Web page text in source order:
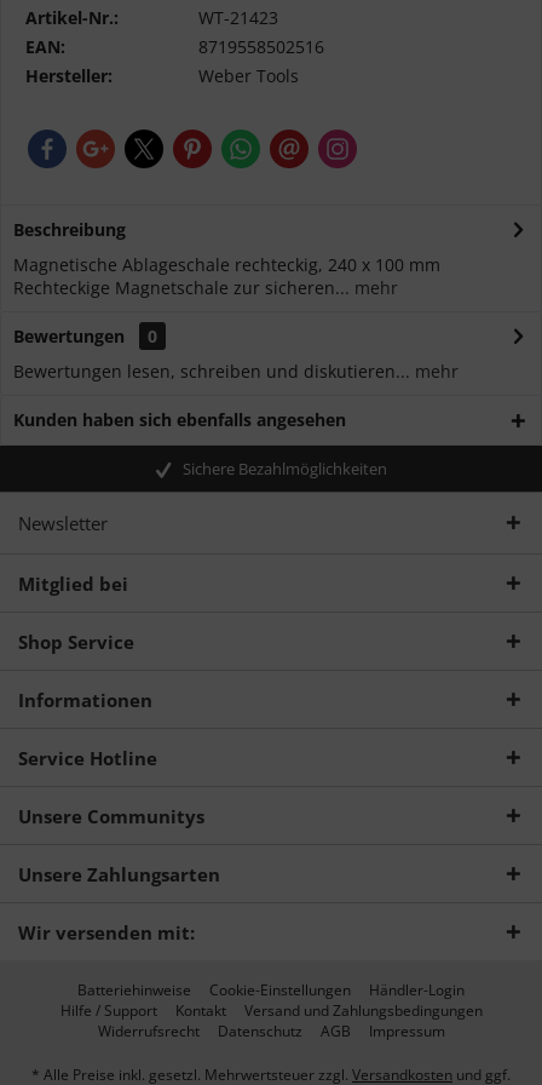
Artikel-Nr.:
WT-21423
EAN:
8719558502516
Hersteller:
Weber Tools
Beschreibung
Magnetische Ablageschale rechteckig, 240 x 100 mm
Rechteckige Magnetschale zur sicheren... mehr
Bewertungen
0
Bewertungen lesen, schreiben und diskutieren... mehr
Kunden haben sich ebenfalls angesehen
Sichere Bezahlmöglichkeiten
Newsletter
Mitglied bei
Shop Service
Informationen
Service Hotline
Unsere Communitys
Unsere Zahlungsarten
Wir versenden mit:
Batteriehinweise Cookie-Einstellungen
Händler-Login
Hilfe / Support
Kontakt
Versand und Zahlungsbedingungen
Widerrufsrecht
Datenschutz AGB Impressum
* Alle Preise inkl. gesetzl. Mehrwertsteuer zzgl. Versandkosten und ggf.